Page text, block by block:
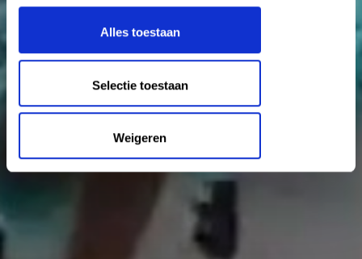
Alles toestaan
Selectie toestaan
Weigeren